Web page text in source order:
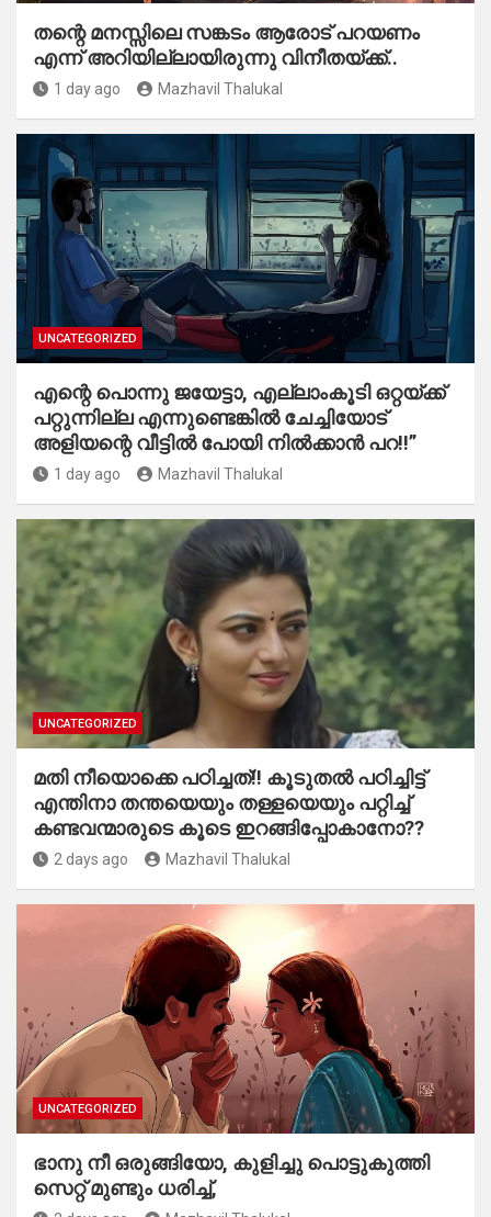
തന്റെ മനസ്സിലെ സങ്കടം ആരോട് പറയണം
എന്ന് അറിയില്ലായിരുന്നു വിനീതയ്ക്ക്..
1 day ago Mazhavil Thalukal
UNCATEGORIZED
എന്റെ പൊന്നു ജയേട്ടാ, എല്ലാംകൂടി ഒറ്റയ്ക്ക്
പറ്റുന്നില്ല എന്നുണ്ടെങ്കിൽ ചേച്ചിയോട്
അളിയന്റെ വീട്ടിൽ പോയി നിൽക്കാൻ പറ!!”
1 day ago Mazhavil Thalukal
UNCATEGORIZED
മതി നീയൊക്കെ പഠിച്ചത്!! കൂടുതൽ പഠിച്ചിട്ട്
എന്തിനാ തന്തയെയും തള്ളയെയും പറ്റിച്ച്
കണ്ടവന്മാരുടെ കൂടെ ഇറങ്ങിപ്പോകാനോ??
2 days ago Mazhavil Thalukal
UNCATEGORIZED
ഭാനു നീ ഒരുങ്ങിയോ, കുളിച്ചു പൊട്ടുകുത്തി
സെറ്റ് മുണ്ടും ധരിച്ച്,